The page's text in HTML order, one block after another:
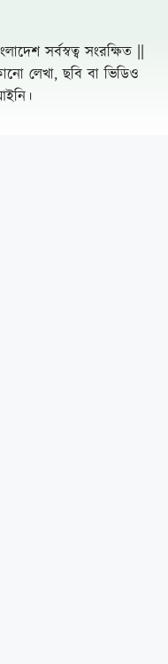
সর্বস্বত্ব সংরক্ষিত ||
লেখা, ছবি বা ভিডিও